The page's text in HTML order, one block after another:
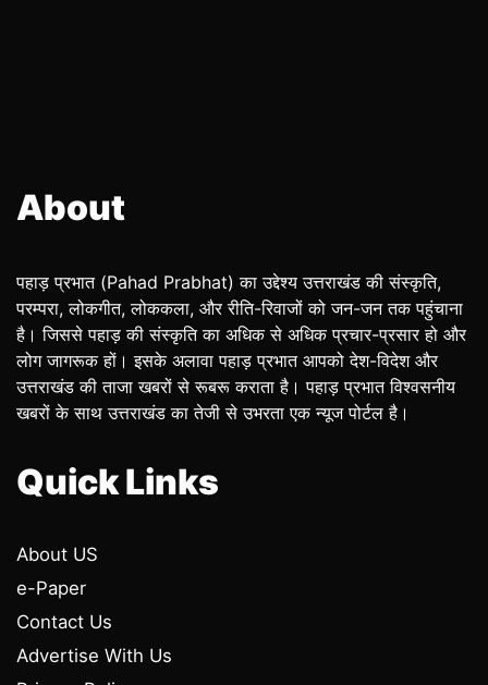
About
पहाड़ प्रभात (Pahad Prabhat) का उद्देश्य उत्तराखंड की संस्कृति,
परम्परा, लोकगीत, लोककला, और रीति-रिवाजों को जन-जन तक पहुंचाना
है। जिससे पहाड़ की संस्कृति का अधिक से अधिक प्रचार-प्रसार हो और
लोग जागरूक हों। इसके अलावा पहाड़ प्रभात आपको देश-विदेश और
उत्तराखंड की ताजा खबरों से रूबरू कराता है। पहाड़ प्रभात विश्वसनीय
खबरों के साथ उत्तराखंड का तेजी से उभरता एक न्यूज पोर्टल है।
Quick Links
About US
e-Paper
Contact Us
Advertise With Us